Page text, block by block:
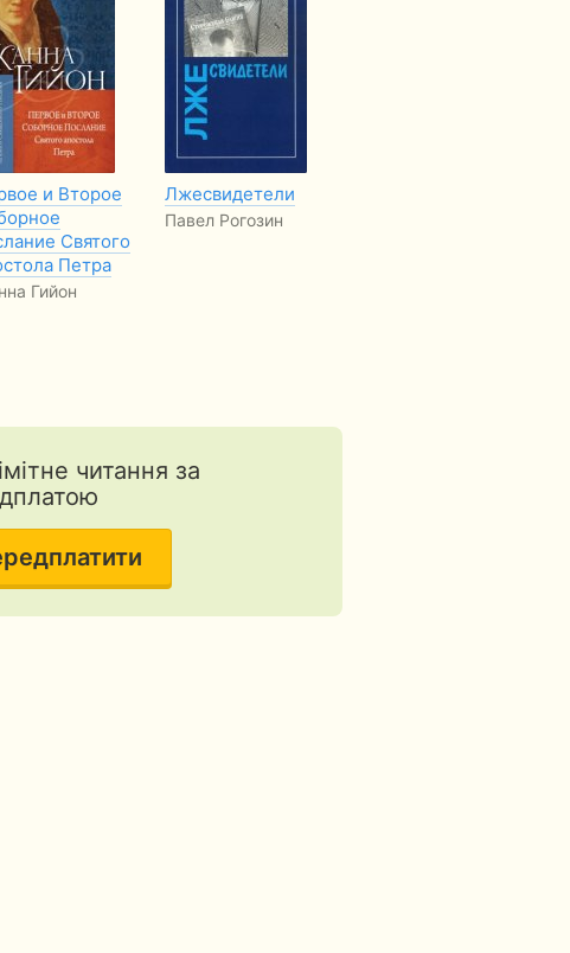
и Второе
Святого
Петра
Гийон
Лжесвидетели
Павел Рогозин
читання за